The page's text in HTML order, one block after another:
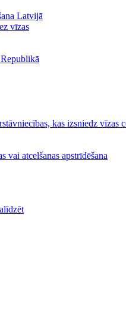
Latvijā
vīzas
kas izsniedz vīzas
vai atcelšanas apstrīdēšana